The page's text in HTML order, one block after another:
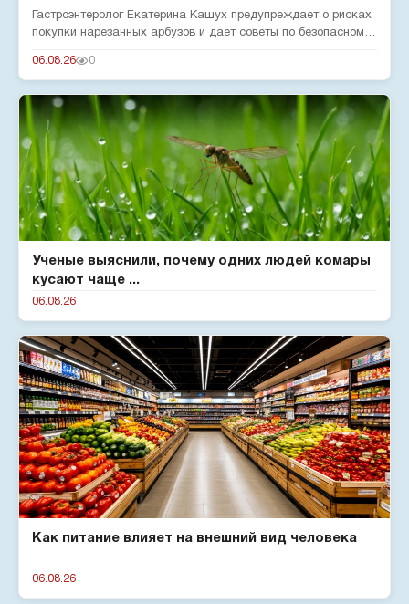
Гастроэнтеролог Екатерина Кашух предупреждает о рисках
покупки нарезанных арбузов и дает советы по безопасному
06.08.26 0
Ученые выяснили, почему одних людей комары
кусают чаще ...
06.08.26
Как питание влияет на внешний вид человека
06.08.26